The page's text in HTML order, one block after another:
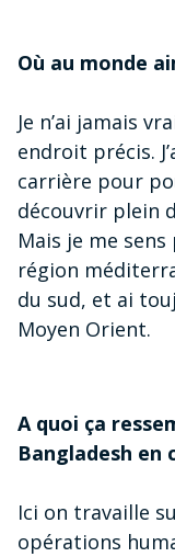
Où au monde
Je n’ai jamais
endroit précis.
carrière pour
découvrir plein
Mais je me
région
du sud, et ai
Moyen Orient.
A quoi ça
Bangladesh en
Ici on travaille
opérations